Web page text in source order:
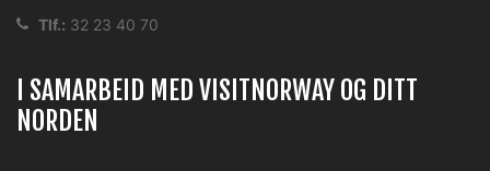
Tlf.: 32 23 40 70
I SAMARBEID MED VISITNORWAY OG DITT
NORDEN